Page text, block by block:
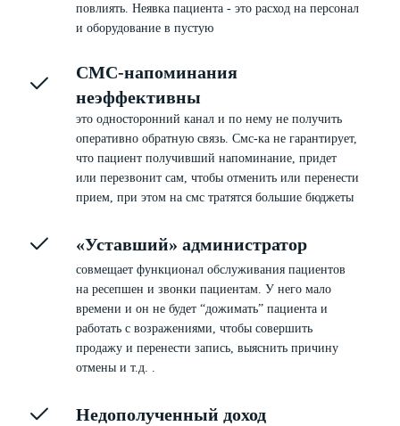
повлиять. Неявка пациента - это расход на персонал
и оборудование в пустую
СМС-напоминания
неэффективны
это односторонний канал и по нему не получить
оперативно обратную связь. Смс-ка не гарантирует,
что пациент получивший напоминание, придет
или перезвонит сам, чтобы отменить или перенести
прием, при этом на смс тратятся большие бюджеты
«Уставший» администратор
совмещает функционал обслуживания пациентов
на ресепшен и звонки пациентам. У него мало
времени и он не будет “дожимать” пациента и
работать с возражениями, чтобы совершить
продажу и перенести запись, выяснить причину
отмены и т.д. .
Недополученный доход